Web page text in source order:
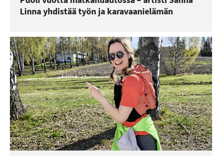
Linna yhdistää työn ja karavaanielämän